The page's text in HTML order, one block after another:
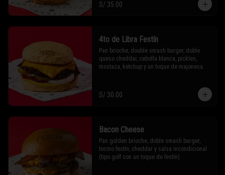
S/ 35.00
4to de Libra Festín
Pan brioche, double smash burger, doble
queso cheddar, cebolla blanca, pickles,
mostaza, ketchup y un toque de majonesa.
S/ 30.00
Bacon Cheese
Pan golden brioche, doble smash burger,
tocino festín, cheddar y salsa incondicional
(tipo golf con un toque de festín).